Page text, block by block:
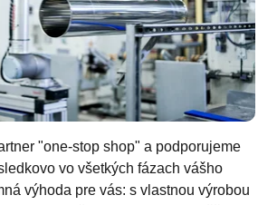
"one-stop shop" a podporujeme
vo všetkých fázach vášho
výhoda pre vás: s vlastnou výrobou